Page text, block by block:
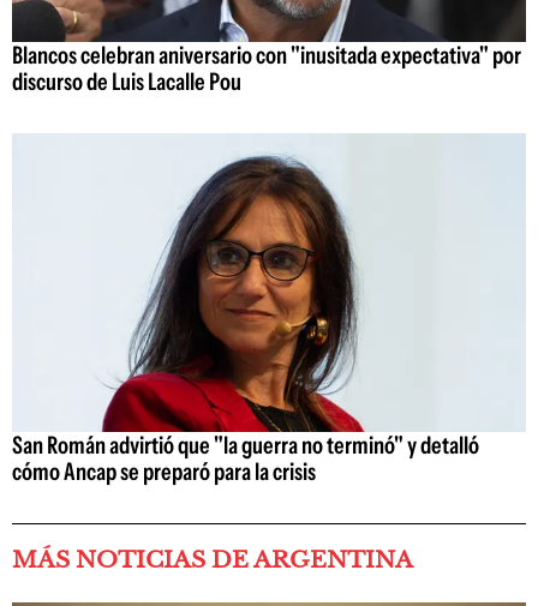
Blancos celebran aniversario con "inusitada expectativa" por
discurso de Luis Lacalle Pou
San Román advirtió que "la guerra no terminó" y detalló
cómo Ancap se preparó para la crisis
MÁS NOTICIAS DE ARGENTINA